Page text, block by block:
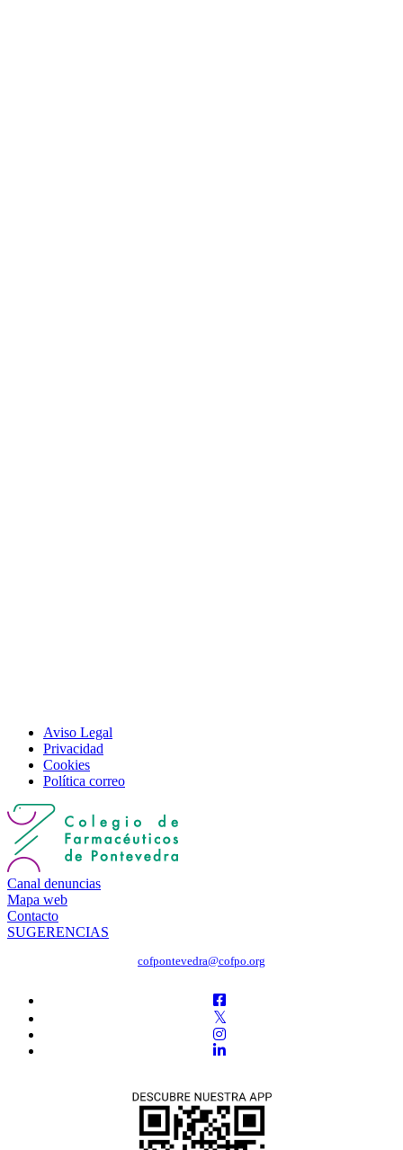
Aviso Legal
Privacidad
Cookies
Política correo
Canal denuncias
Mapa web
Contacto
SUGERENCIAS
cofpontevedra@cofpo.org